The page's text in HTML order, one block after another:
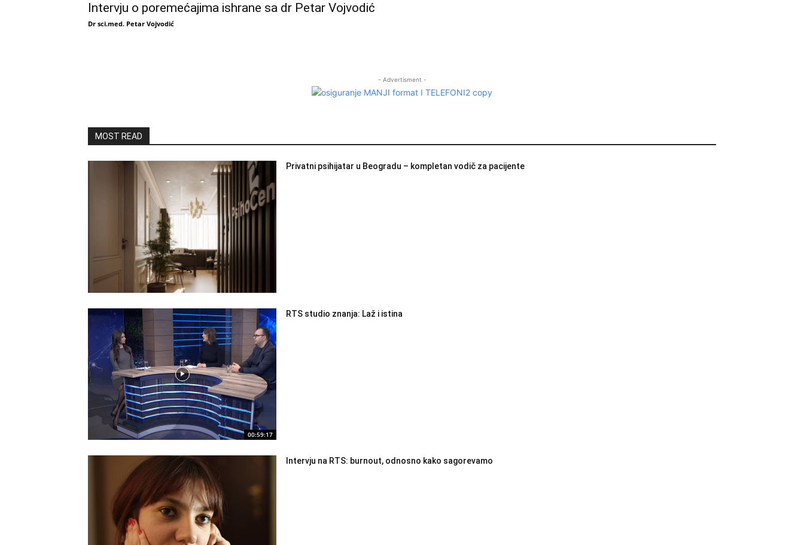
Intervju o poremećajima ishrane sa dr Petar Vojvodić
Dr sci.med. Petar Vojvodić
- Advertisment -
MOST READ
Privatni psihijatar u Beogradu – kompletan vodič za pacijente
00:59:17
RTS studio znanja: Laž i istina
Intervju na RTS: burnout, odnosno kako sagorevamo